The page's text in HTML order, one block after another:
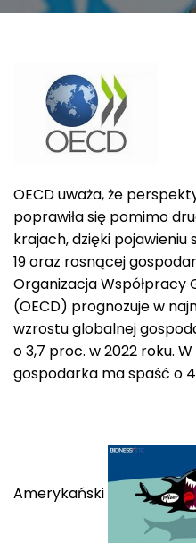
OECD uważa, że
poprawiła się pomimo
krajach, dzięki pojawieniu
19 oraz rosnącej
Organizacja Współpracy
(OECD) prognozuje w
wzrostu globalnej
o 3,7 proc. w 2022 roku.
gospodarka ma spaść o
Amerykański